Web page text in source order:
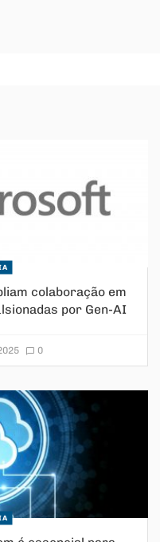
colaboração em
por Gen-AI
0